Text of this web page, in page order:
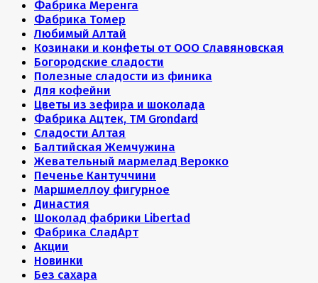
Фабрика Меренга
Фабрика Томер
Любимый Алтай
Козинаки и конфеты от ООО Славяновская
Богородские сладости
Полезные сладости из финика
Для кофейни
Цветы из зефира и шоколада
Фабрика Ацтек, ТМ Grondard
Сладости Алтая
Балтийская Жемчужина
Жевательный мармелад Верокко
Печенье Кантуччини
Маршмеллоу фигурное
Династия
Шоколад фабрики Libertad
Фабрика СладАрт
Акции
Новинки
Без сахара